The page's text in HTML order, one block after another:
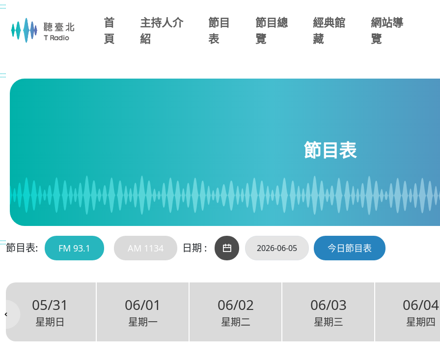
主要內容區塊
:::
首
頁
主持人介
紹
節目
表
節目總
覽
經典館
藏
網站導
覽
:::
節目表
:::節目表: FM 93.1 AM 1134 日期 : 今日節目表
05/31
星期日
06/01
星期一
06/02
星期二
06/03
星期三
06/04
星期四